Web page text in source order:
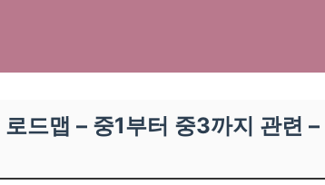
드맵 – 중1부터 중3까지 관련